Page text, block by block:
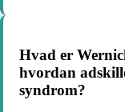
Hvad er
hvordan
syndrom?